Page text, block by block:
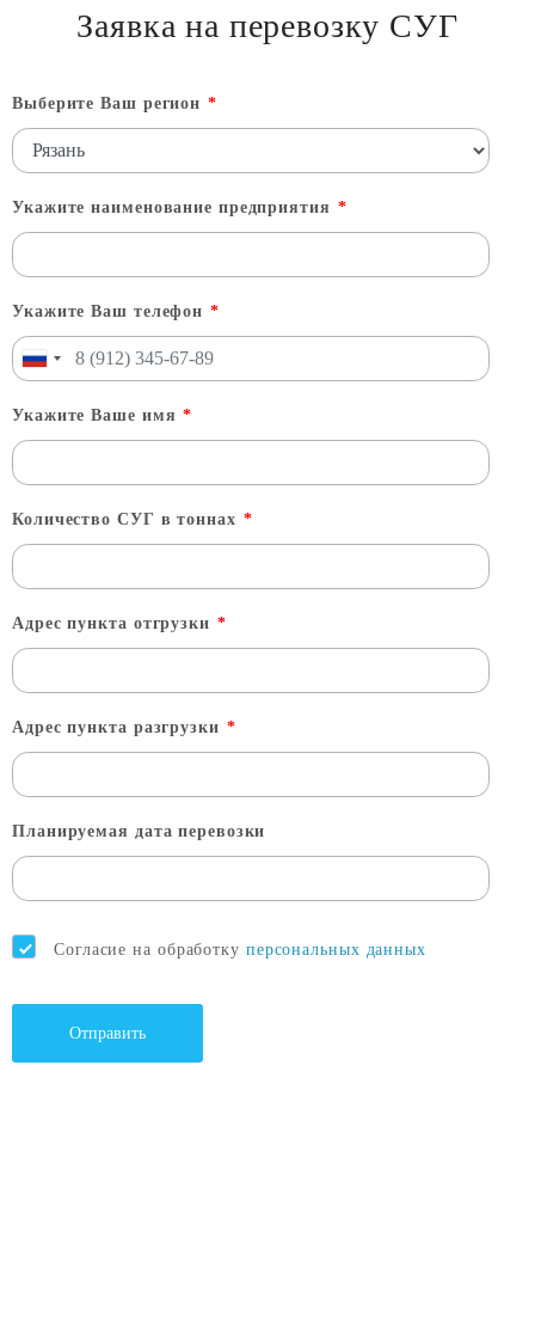
Заявка на перевозку СУГ
Выберите Ваш регион *
Укажите наименование предприятия *
Укажите Ваш телефон *
Укажите Ваше имя *
Количество СУГ в тоннах *
Адрес пункта отгрузки *
Адрес пункта разгрузки *
Планируемая дата перевозки
Согласие на обработку персональных данных
Отправить